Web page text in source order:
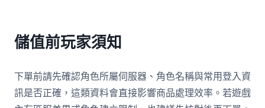
儲值前玩家須知
下單前請先確認角色所屬伺服器、角色名稱與常用登入資
訊是否正確，這類資料會直接影響商品處理效率。若遊戲